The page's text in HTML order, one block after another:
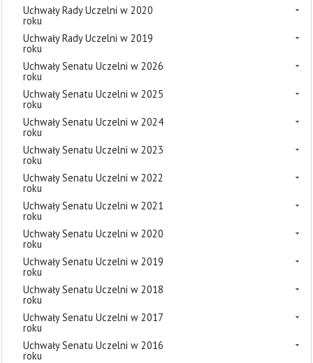
Uchwały Rady Uczelni w 2020
roku
Uchwały Rady Uczelni w 2019
roku
Uchwały Senatu Uczelni w 2026
roku
Uchwały Senatu Uczelni w 2025
roku
Uchwały Senatu Uczelni w 2024
roku
Uchwały Senatu Uczelni w 2023
roku
Uchwały Senatu Uczelni w 2022
roku
Uchwały Senatu Uczelni w 2021
roku
Uchwały Senatu Uczelni w 2020
roku
Uchwały Senatu Uczelni w 2019
roku
Uchwały Senatu Uczelni w 2018
roku
Uchwały Senatu Uczelni w 2017
roku
Uchwały Senatu Uczelni w 2016
roku